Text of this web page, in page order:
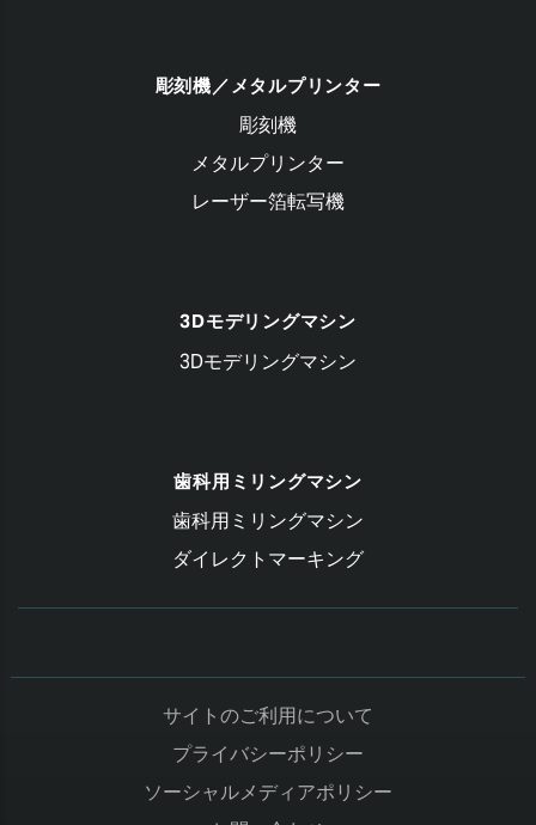
彫刻機／メタルプリンター
彫刻機
メタルプリンター
レーザー箔転写機
3Dモデリングマシン
3Dモデリングマシン
歯科用ミリングマシン
歯科用ミリングマシン
ダイレクトマーキング
サイトのご利用について
プライバシーポリシー
ソーシャルメディアポリシー